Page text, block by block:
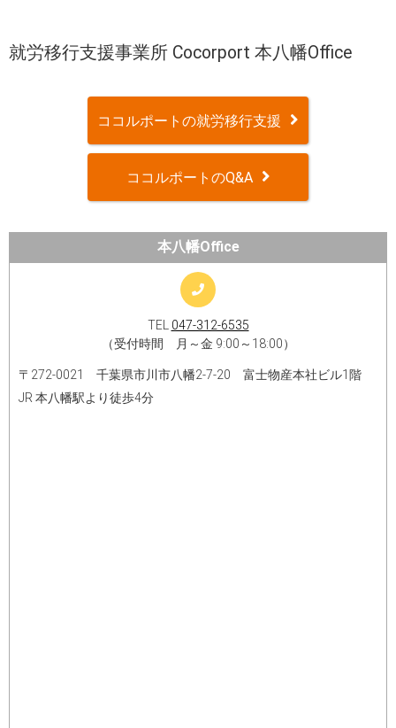
就労移行支援事業所 Cocorport 本八幡Office
ココルポートの就労移行支援
ココルポートのQ&A
本八幡Office
TEL 047-312-6535
（受付時間 月～金 9:00～18:00）
〒272-0021 千葉県市川市八幡2-7-20 富士物産本社ビル1階
JR 本八幡駅より徒歩4分